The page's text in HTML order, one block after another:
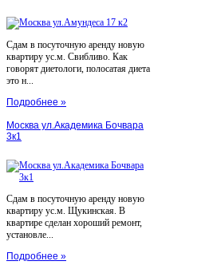
Сдам в посуточную аренду новую
квартиру ус.м. Свибливо. Как
говорят диетологи, полосатая диета
это н...
Подробнее »
Москва ул.Академика Бочвара
3к1
Сдам в посуточную аренду новую
квартиру ус.м. Щукинская. В
квартире сделан хороший ремонт,
установле...
Подробнее »